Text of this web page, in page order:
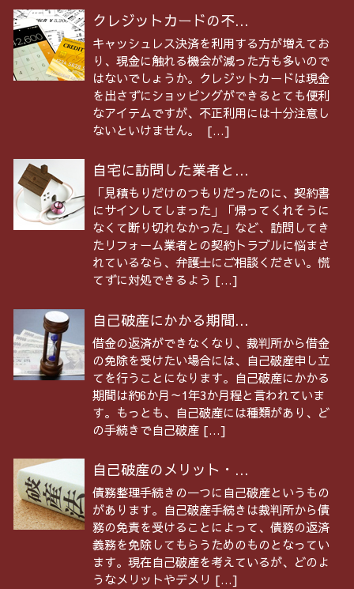
クレジットカードの不...
キャッシュレス決済を利用する方が増えてお
り、現金に触れる機会が減った方も多いので
はないでしょうか。クレジットカードは現金
を出さずにショッピングができるとても便利
なアイテムですが、不正利用には十分注意し
ないといけません。 […]
自宅に訪問した業者と...
「見積もりだけのつもりだったのに、契約書
にサインしてしまった」「帰ってくれそうに
なくて断り切れなかった」など、訪問してき
たリフォーム業者との契約トラブルに悩まさ
れているなら、弁護士にご相談ください。慌
てずに対処できるよう […]
自己破産にかかる期間...
借金の返済ができなくなり、裁判所から借金
の免除を受けたい場合には、自己破産申し立
てを行うことになります。自己破産にかかる
期間は約6か月～1年3か月程と言われていま
す。もっとも、自己破産には種類があり、ど
の手続きで自己破産 […]
自己破産のメリット・...
債務整理手続きの一つに自己破産というもの
があります。自己破産手続きは裁判所から債
務の免責を受けることによって、債務の返済
義務を免除してもらうためのものとなってい
ます。現在自己破産を考えているが、どのよ
うなメリットやデメリ […]